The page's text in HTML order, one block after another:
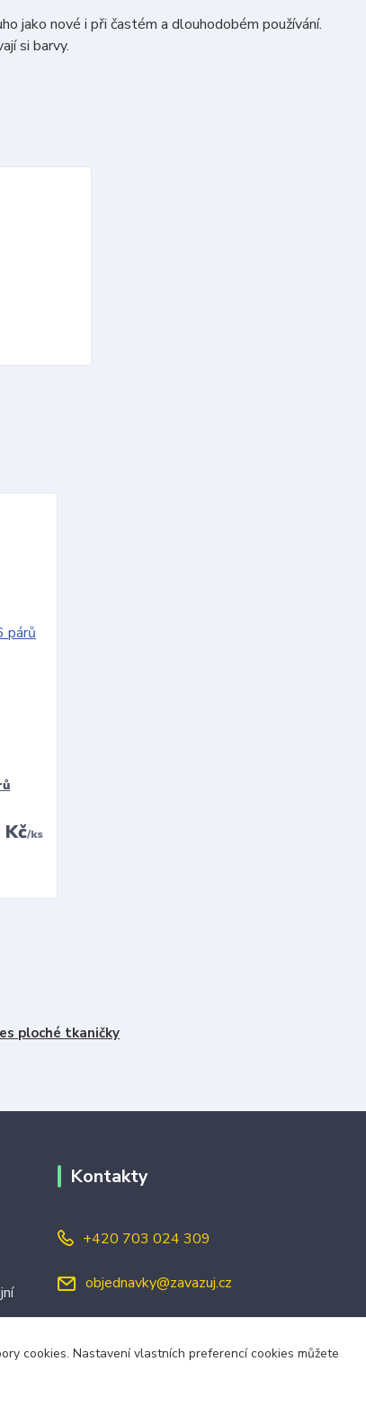
jako nové i při častém a dlouhodobém používání.
si barvy.
Kč/ks
ploché tkaničky
Kontakty
+420 703 024 309
objednavky@zavazuj.cz
cookies. Nastavení vlastních preferencí cookies můžete